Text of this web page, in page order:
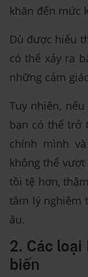
khăn đến mức
Dù được hiểu
có thể xảy ra
những cảm
Tuy nhiên,
bạn có thể trở
chính mình
không thể
tồi tệ hơn,
tâm lý nghiêm
âu.
2. Các
biến